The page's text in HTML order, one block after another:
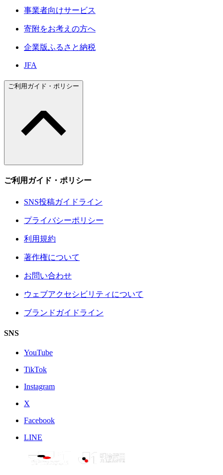
事業者向けサービス
寄附をお考えの方へ
企業版ふるさと納税
JFA
ご利用ガイド・ポリシー
ご利用ガイド・ポリシー
SNS投稿ガイドライン
プライバシーポリシー
利用規約
著作権について
お問い合わせ
ウェブアクセシビリティについて
ブランドガイドライン
SNS
YouTube
TikTok
Instagram
X
Facebook
LINE